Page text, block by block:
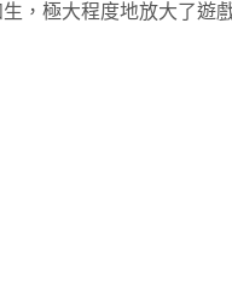
，極大程度地放大了遊